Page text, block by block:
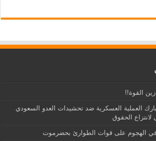
القوة!!
العملية العسكرية ضد تحشيدات العدو السعودي
الحقوق
الهجوم على قوات الطوارئ بحضرموت